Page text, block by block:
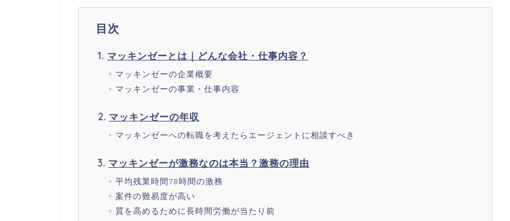
目次
マッキンゼーとは｜どんな会社・仕事内容？
マッキンゼーの企業概要
マッキンゼーの事業・仕事内容
マッキンゼーの年収
マッキンゼーへの転職を考えたらエージェントに相談すべき
マッキンゼーが激務なのは本当？激務の理由
平均残業時間78時間の激務
案件の難易度が高い
質を高めるために長時間労働が当たり前